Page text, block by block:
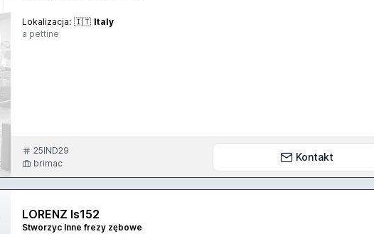
Lokalizacja: 🇮🇹 Italy
a pettine
25IND29
brimac
Kontakt
LORENZ ls152
Stworzyc Inne frezy zębowe